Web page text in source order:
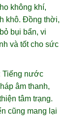
không khí,
khô. Đồng thời,
bụi bẩn, vi
và tốt cho sức
Tiếng nước
âm thanh,
tâm trạng.
cũng mang lại